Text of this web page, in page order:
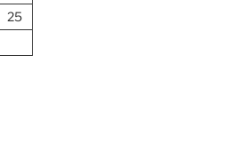
25